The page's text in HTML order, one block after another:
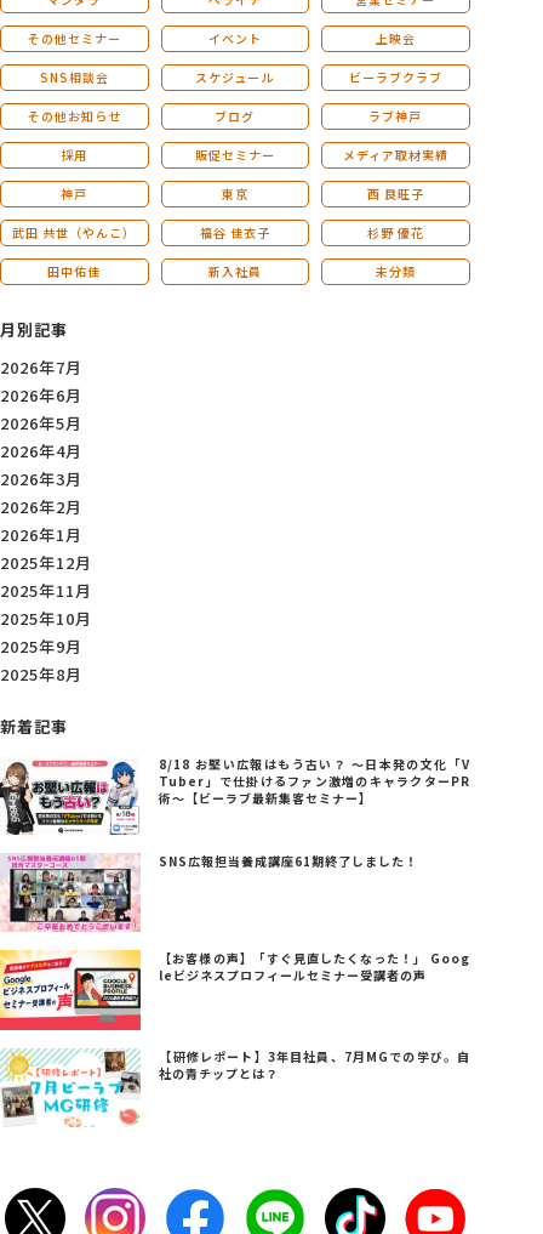
その他セミナー イベント 上映会
SNS相談会 スケジュール ビーラブクラブ
その他お知らせ ブログ ラブ神戸
採用 販促セミナー メディア取材実績
神戸 東京 西 良旺子
武田 共世（やんこ） 福谷 佳衣子 杉野 優花
田中佑佳 新入社員 未分類
月別記事
2026年7月
2026年6月
2026年5月
2026年4月
2026年3月
2026年2月
2026年1月
2025年12月
2025年11月
2025年10月
2025年9月
2025年8月
新着記事
8/18 お堅い広報はもう古い？ ～日本発の文化「V
Tuber」で仕掛けるファン激増のキャラクターPR
術～【ビーラブ最新集客セミナー】
SNS広報担当養成講座61期終了しました！
【お客様の声】「すぐ見直したくなった！」 Goog
leビジネスプロフィールセミナー受講者の声
【研修レポート】3年目社員、7月MGでの学び。自
社の青チップとは？